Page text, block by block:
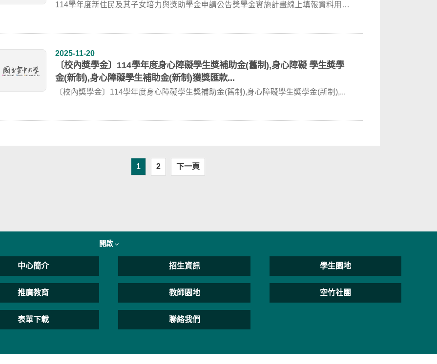
114學年度新住民及其子女培力與獎助學金申請公告獎學金實施計畫線上填報資料用申
2025-11-20
〔校內獎學金〕114學年度身心障礙學生獎補助金(舊制),身心障礙 學生奬學
金(新制),身心障礙學生補助金(新制)獲獎匯款...
〔校內獎學金〕114學年度身心障礙學生獎補助金(舊制),身心障礙學生奬學金(新制),...
1 2 下一頁
開啟
中心簡介 招生資訊 學生園地
推廣教育 教師園地 空竹社團
表單下載 聯絡我們